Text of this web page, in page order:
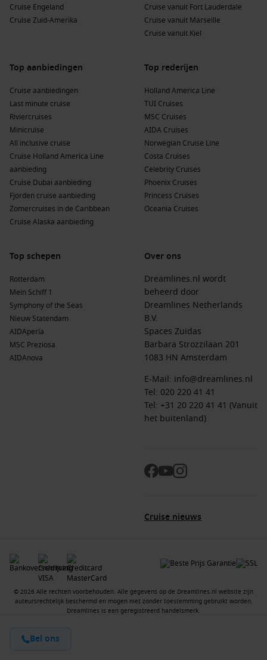
Bel ons
Cruise Engeland
Cruise Zuid-Amerika
Cruise vanuit Fort Lauderdale
Cruise vanuit Marseille
Cruise vanuit Kiel
Top aanbiedingen
Cruise aanbiedingen
Last minute cruise
Riviercruises
Minicruise
All inclusive cruise
Cruise Holland America Line
aanbieding
Cruise Dubai aanbieding
Fjorden cruise aanbieding
Zomercruises in de Caribbean
Cruise Alaska aanbieding
Top rederijen
Holland America Line
TUI Cruises
MSC Cruises
AIDA Cruises
Norwegian Cruise Line
Costa Cruises
Celebrity Cruises
Phoenix Cruises
Princess Cruises
Oceania Cruises
Top schepen
Rotterdam
Mein Schiff 1
Symphony of the Seas
Nieuw Statendam
AIDAperla
MSC Preziosa
AIDAnova
Over ons
Dreamlines.nl wordt
beheerd door
Dreamlines Netherlands
B.V.
Spaces Zuidas
Barbara Strozzilaan 201
1083 HN Amsterdam
E-Mail: info@dreamlines.nl
Tel: 020 220 41 41
Tel: +31 20 220 41 41 (Vanuit
het buitenland)
Cruise nieuws
© 2026 Alle rechten voorbehouden. Alle gegevens op de Dreamlines.nl website zijn
auteursrechtelijk beschermd en mogen niet zonder toestemming gebruikt worden.
Dreamlines is een geregistreerd handelsmerk.
Contact